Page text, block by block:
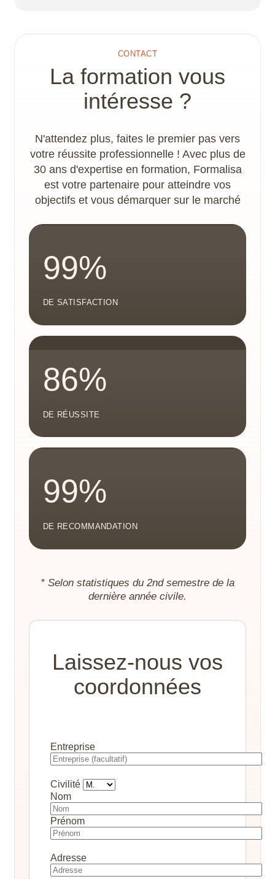
accompagnement spécifique sont proposés par
adaptations nécessaires à la concrétisation du
parcours de formation. Les locaux disposent
d’un accès PMR.
CONTACT
La formation vous
intéresse ?
N'attendez plus, faites le premier pas vers
votre réussite professionnelle ! Avec plus de
30 ans d'expertise en formation, Formalisa
est votre partenaire pour atteindre vos
objectifs et vous démarquer sur le marché
99%
DE SATISFACTION
86%
DE RÉUSSITE
99%
DE RECOMMANDATION
* Selon statistiques du 2nd semestre de la
dernière année civile.
Laissez-nous vos
coordonnées
Entreprise
Civilité
Nom
Prénom
Adresse